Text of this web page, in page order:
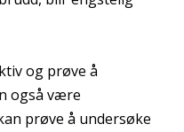
og prøve å
også være
prøve å undersøke